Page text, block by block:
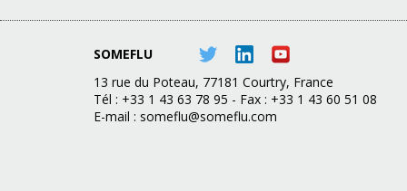
SOMEFLU
13 rue du Poteau, 77181 Courtry, France
Tél : +33 1 43 63 78 95 - Fax : +33 1 43 60 51 08
E-mail : someflu@someflu.com